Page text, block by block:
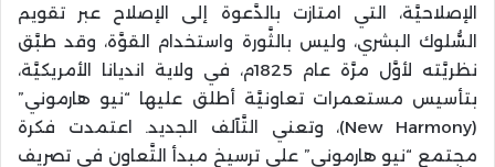
الإصلاحيَّة، التي امتازت بالدَّعوة إلى الإصلاح عبر تقويم
السُّلوك البشري، وليس بالثَّورة واستخدام القوَّة، وقد طبَّق
نظريَّته لأوَّل مرَّة عام 1825م، في ولاية انديانا الأمريكيَّة،
بتأسيس مستعمرات تعاونيَّة أطلق عليها “نيو هارموني”
(New Harmony)، وتعني التَّآلف الجديد. اعتمدت فكرة
مجتمع “نيو هارموني” على ترسيخ مبدأ التَّعاون في تصريف